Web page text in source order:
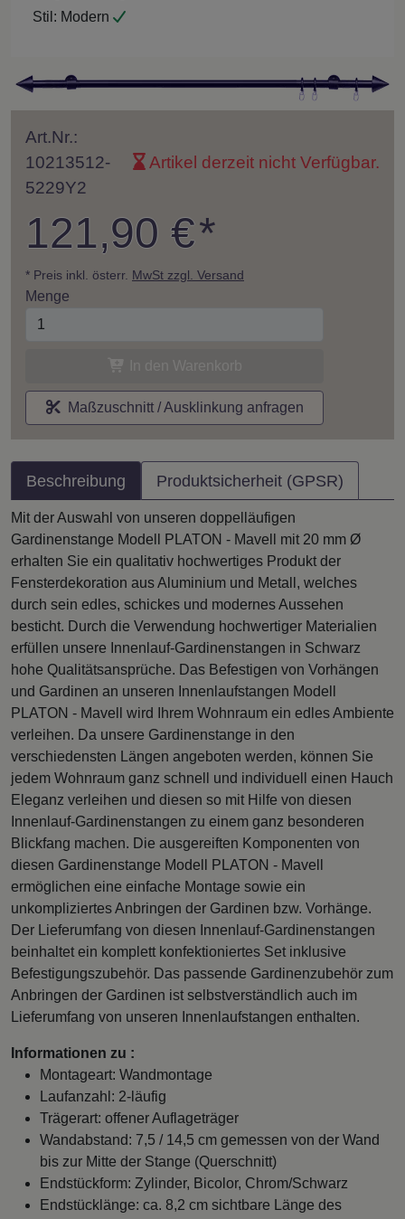
Stil: Modern
Art.Nr.:
10213512-
5229Y2
Artikel derzeit nicht Verfügbar.
121,90 €*
* Preis inkl. österr. MwSt zzgl. Versand
Menge
Maßzuschnitt / Ausklinkung anfragen
Beschreibung Produktsicherheit (GPSR)
Mit der Auswahl von unseren doppelläufigen
Gardinenstange Modell PLATON - Mavell mit 20 mm Ø
erhalten Sie ein qualitativ hochwertiges Produkt der
Fensterdekoration aus Aluminium und Metall, welches
durch sein edles, schickes und modernes Aussehen
besticht. Durch die Verwendung hochwertiger Materialien
erfüllen unsere Innenlauf-Gardinenstangen in Schwarz
hohe Qualitätsansprüche. Das Befestigen von Vorhängen
und Gardinen an unseren Innenlaufstangen Modell
PLATON - Mavell wird Ihrem Wohnraum ein edles Ambiente
verleihen. Da unsere Gardinenstange in den
verschiedensten Längen angeboten werden, können Sie
jedem Wohnraum ganz schnell und individuell einen Hauch
Eleganz verleihen und diesen so mit Hilfe von diesen
Innenlauf-Gardinenstangen zu einem ganz besonderen
Blickfang machen. Die ausgereiften Komponenten von
diesen Gardinenstange Modell PLATON - Mavell
ermöglichen eine einfache Montage sowie ein
unkompliziertes Anbringen der Gardinen bzw. Vorhänge.
Der Lieferumfang von diesen Innenlauf-Gardinenstangen
beinhaltet ein komplett konfektioniertes Set inklusive
Befestigungszubehör. Das passende Gardinenzubehör zum
Anbringen der Gardinen ist selbstverständlich auch im
Lieferumfang von unseren Innenlaufstangen enthalten.
Informationen zu :
Montageart: Wandmontage
Laufanzahl: 2-läufig
Trägerart: offener Auflageträger
Wandabstand: 7,5 / 14,5 cm gemessen von der Wand
bis zur Mitte der Stange (Querschnitt)
Endstückform: Zylinder, Bicolor, Chrom/Schwarz
Endstücklänge: ca. 8,2 cm sichtbare Länge des